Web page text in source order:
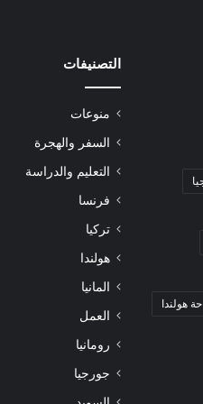
هولندا
التصنيفات
منوعات
السفر والهجرة
التعليم والدراسة
فرنسا
تركيا
هولندا
المانيا
العمل
رومانيا
جورجيا